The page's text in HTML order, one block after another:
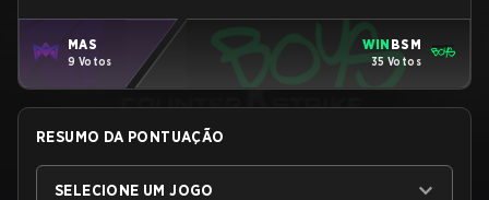
MAS
9 Votos
WIN BSM
35 Votos
RESUMO DA PONTUAÇÃO
SELECIONE UM JOGO